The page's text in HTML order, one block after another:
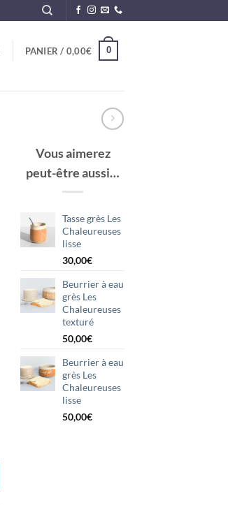
PANIER / 0,00€ 0
Vous aimerez
peut-être aussi…
Tasse grès Les
Chaleureuses
lisse
30,00€
Beurrier à eau
grès Les
Chaleureuses
texturé
50,00€
Beurrier à eau
grès Les
Chaleureuses
lisse
50,00€